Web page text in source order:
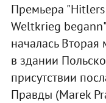
Премьера
Weltkrieg
началась
в здании
присутствии
Правды (Marek